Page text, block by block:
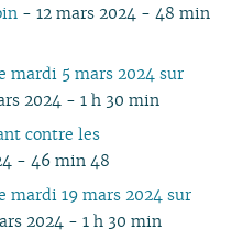
- 12 mars 2024 - 48 min
mardi 5 mars 2024 sur
2024 - 1 h 30 min
contre les
- 46 min 48
mardi 19 mars 2024 sur
2024 - 1 h 30 min